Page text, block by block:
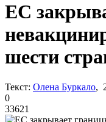
ЕС
шести
Текст: Олена Буркало,
0
33621